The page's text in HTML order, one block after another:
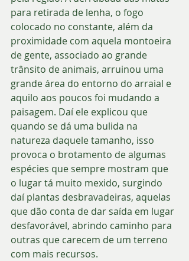
para retirada de lenha, o fogo
colocado no constante, além da
proximidade com aquela montoeira
de gente, associado ao grande
trânsito de animais, arruinou uma
grande área do entorno do arraial e
aquilo aos poucos foi mudando a
paisagem. Daí ele explicou que
quando se dá uma bulida na
natureza daquele tamanho, isso
provoca o brotamento de algumas
espécies que sempre mostram que
o lugar tá muito mexido, surgindo
daí plantas desbravadeiras, aquelas
que dão conta de dar saída em lugar
desfavorável, abrindo caminho para
outras que carecem de um terreno
com mais recursos.